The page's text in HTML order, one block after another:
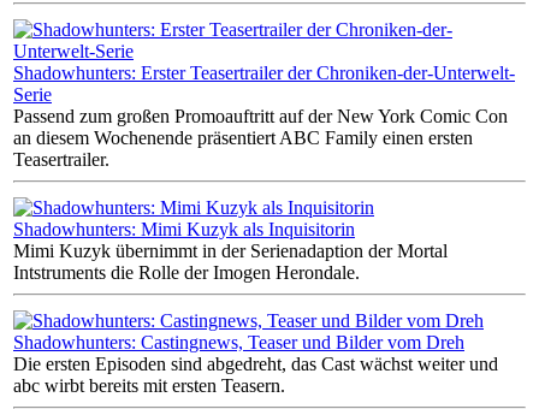
Shadowhunters: Erster Teasertrailer der Chroniken-der-Unterwelt-
Serie
Passend zum großen Promoauftritt auf der New York Comic Con
an diesem Wochenende präsentiert ABC Family einen ersten
Teasertrailer.
Shadowhunters: Mimi Kuzyk als Inquisitorin
Mimi Kuzyk übernimmt in der Serienadaption der Mortal
Intstruments die Rolle der Imogen Herondale.
Shadowhunters: Castingnews, Teaser und Bilder vom Dreh
Die ersten Episoden sind abgedreht, das Cast wächst weiter und
abc wirbt bereits mit ersten Teasern.